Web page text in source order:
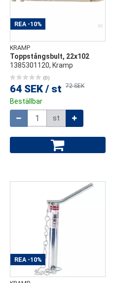
REA -10%
KRAMP
Toppstångsbult, 22x102
1385301120, Kramp
(0)
64 SEK / st 72 SEK
Beställbar
st
REA -10%